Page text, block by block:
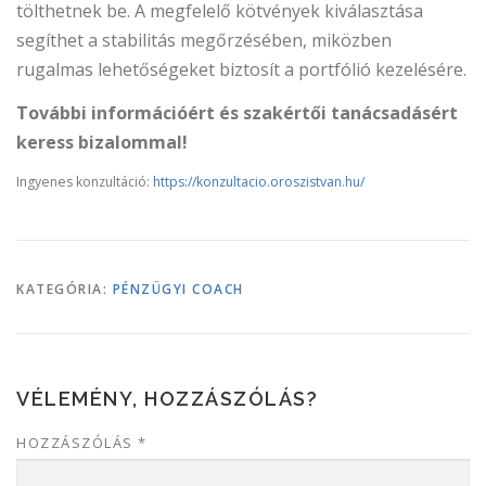
tölthetnek be. A megfelelő kötvények kiválasztása
segíthet a stabilitás megőrzésében, miközben
rugalmas lehetőségeket biztosít a portfólió kezelésére.
További információért és szakértői tanácsadásért
keress bizalommal!
Ingyenes konzultáció: https://konzultacio.oroszistvan.hu/
KATEGÓRIA: PÉNZÜGYI COACH
VÉLEMÉNY, HOZZÁSZÓLÁS?
HOZZÁSZÓLÁS *